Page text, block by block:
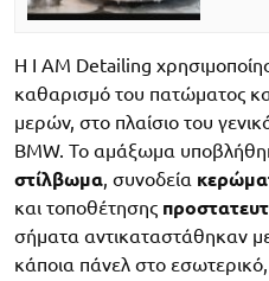
H I AM Detailing
καθαρισμό του πατώματος
μερών, στο πλαίσιο του
BMW. Το αμάξωμα
στίλβωμα, συνοδεία
και τοποθέτησης
σήματα αντικαταστάθηκαν με
κάποια πάνελ στο